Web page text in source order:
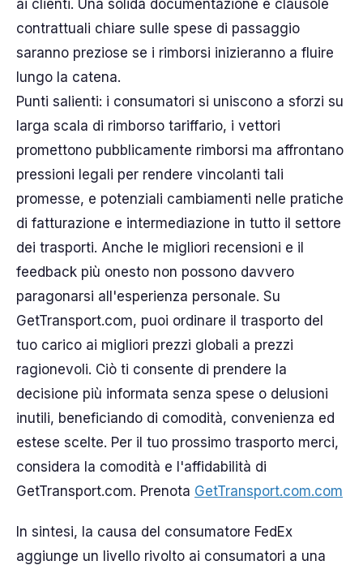
ai clienti. Una solida documentazione e clausole
contrattuali chiare sulle spese di passaggio
saranno preziose se i rimborsi inizieranno a fluire
lungo la catena.
Punti salienti: i consumatori si uniscono a sforzi su
larga scala di rimborso tariffario, i vettori
promettono pubblicamente rimborsi ma affrontano
pressioni legali per rendere vincolanti tali
promesse, e potenziali cambiamenti nelle pratiche
di fatturazione e intermediazione in tutto il settore
dei trasporti. Anche le migliori recensioni e il
feedback più onesto non possono davvero
paragonarsi all'esperienza personale. Su
GetTransport.com, puoi ordinare il trasporto del
tuo carico ai migliori prezzi globali a prezzi
ragionevoli. Ciò ti consente di prendere la
decisione più informata senza spese o delusioni
inutili, beneficiando di comodità, convenienza ed
estese scelte. Per il tuo prossimo trasporto merci,
considera la comodità e l'affidabilità di
GetTransport.com. Prenota GetTransport.com.com
In sintesi, la causa del consumatore FedEx
aggiunge un livello rivolto ai consumatori a una